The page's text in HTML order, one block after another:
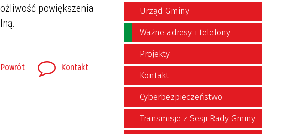
powiększenia
Powrót Kontakt
Urząd Gminy
Ważne adresy i telefony
Projekty
Kontakt
Cyberbezpieczeństwo
Transmisje z Sesji Rady Gminy